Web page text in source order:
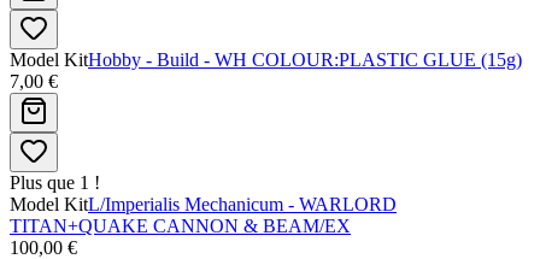
Model KitHobby - Build - WH COLOUR:PLASTIC GLUE (15g)
7,00 €
Plus que 1 !
Model KitL/Imperialis Mechanicum - WARLORD
TITAN+QUAKE CANNON & BEAM/EX
100,00 €